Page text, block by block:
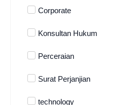
Corporate
Konsultan Hukum
Perceraian
Surat Perjanjian
technology